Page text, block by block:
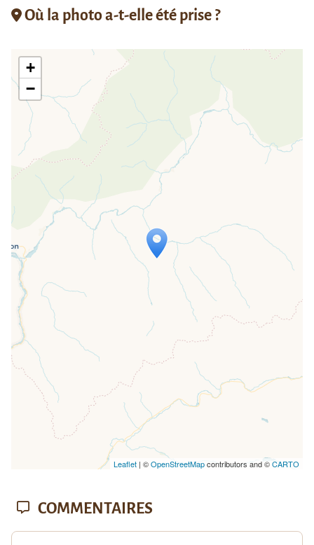
Où la photo a-t-elle été prise ?
Travelers' Map is loading...
If you see this after your page is
loaded completely, leafletJS files are
missing.
+
−
Leaflet| ©OpenStreetMapcontributors and ©CARTO
COMMENTAIRES